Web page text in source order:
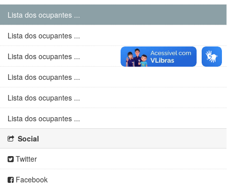
Lista dos ocupantes ...
Lista dos ocupantes ...
Lista dos ocupantes ...
Lista dos ocupantes ...
Lista dos ocupantes ...
Lista dos ocupantes ...
Social
Twitter
Facebook